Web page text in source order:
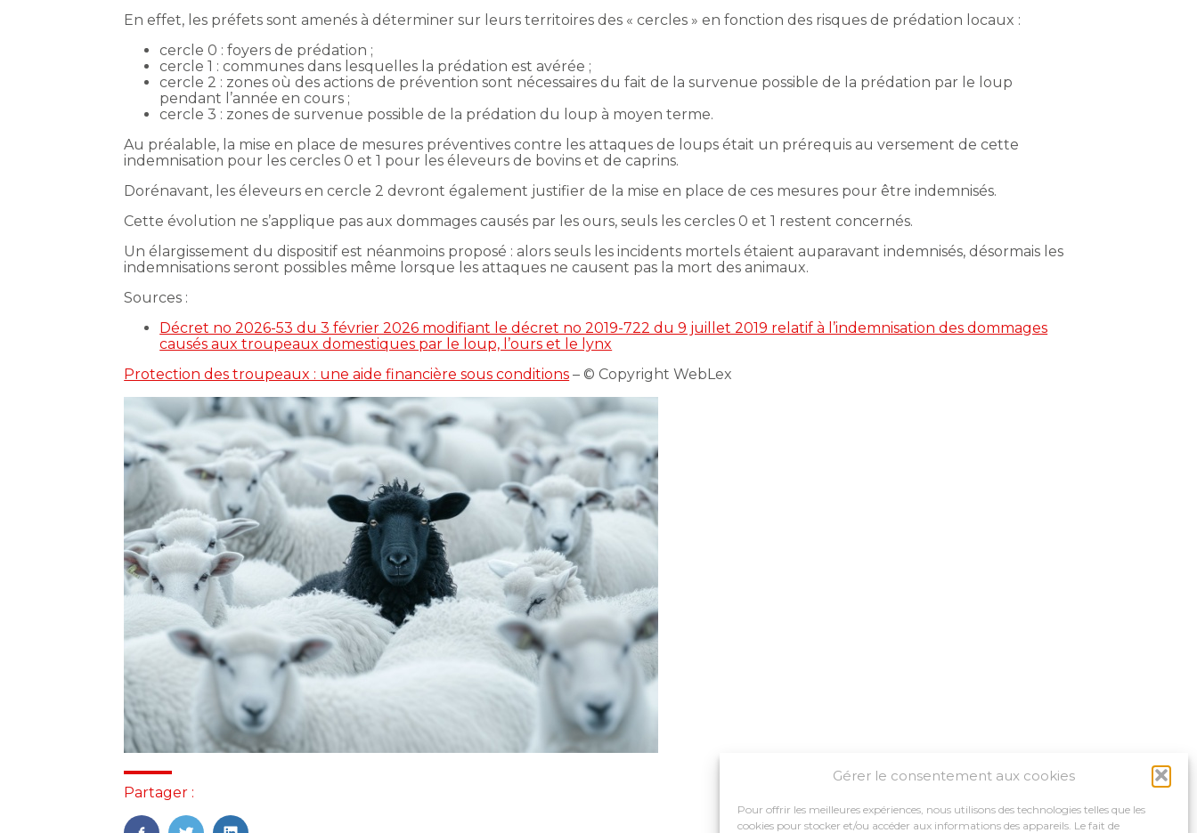
Gérer le consentement aux cookies
Pour offrir les meilleures expériences, nous utilisons des technologies telles que les
cookies pour stocker et/ou accéder aux informations des appareils. Le fait de
En effet, les préfets sont amenés à déterminer sur leurs territoires des « cercles » en fonction des risques de prédation locaux :
cercle 0 : foyers de prédation ;
cercle 1 : communes dans lesquelles la prédation est avérée ;
cercle 2 : zones où des actions de prévention sont nécessaires du fait de la survenue possible de la prédation par le loup
pendant l’année en cours ;
cercle 3 : zones de survenue possible de la prédation du loup à moyen terme.
Au préalable, la mise en place de mesures préventives contre les attaques de loups était un prérequis au versement de cette
indemnisation pour les cercles 0 et 1 pour les éleveurs de bovins et de caprins.
Dorénavant, les éleveurs en cercle 2 devront également justifier de la mise en place de ces mesures pour être indemnisés.
Cette évolution ne s’applique pas aux dommages causés par les ours, seuls les cercles 0 et 1 restent concernés.
Un élargissement du dispositif est néanmoins proposé : alors seuls les incidents mortels étaient auparavant indemnisés, désormais les
indemnisations seront possibles même lorsque les attaques ne causent pas la mort des animaux.
Sources :
Décret no 2026-53 du 3 février 2026 modifiant le décret no 2019-722 du 9 juillet 2019 relatif à l’indemnisation des dommages
causés aux troupeaux domestiques par le loup, l’ours et le lynx
Protection des troupeaux : une aide financière sous conditions – © Copyright WebLex
Partager :